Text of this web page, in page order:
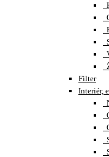
Filter
Interiér,